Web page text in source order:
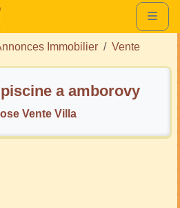
Immobilier Vente
a amborovy
Vente Villa